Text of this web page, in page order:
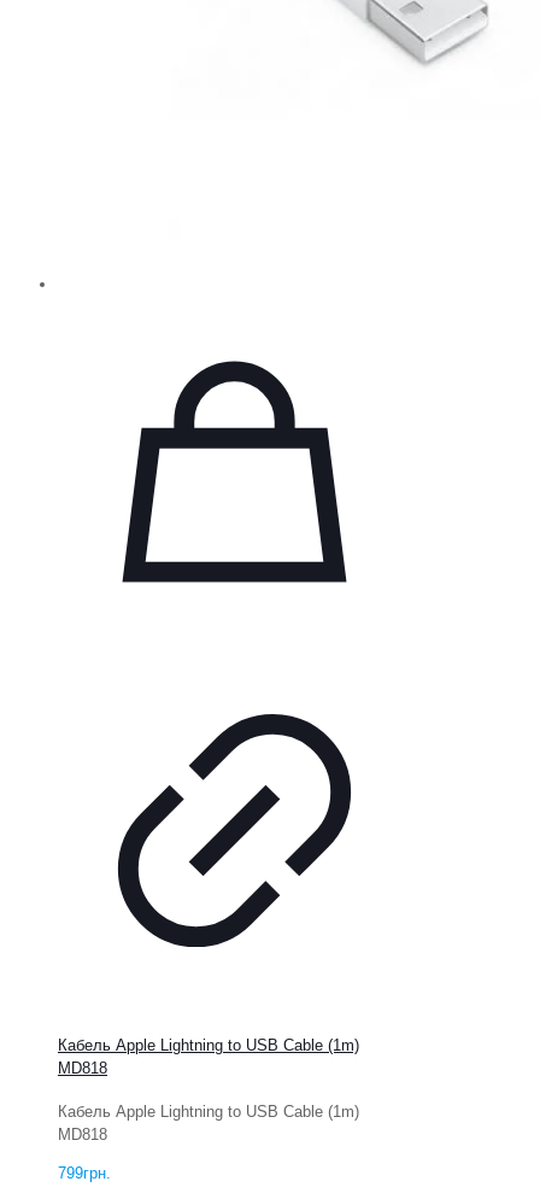
Кабель Apple Lightning to USB Cable (1m)
MD818
Кабель Apple Lightning to USB Cable (1m)
MD818
799грн.